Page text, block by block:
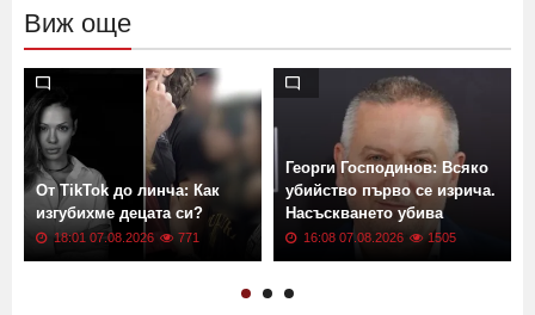
Виж още
От TikTok до линча: Как
изгубихме децата си?
18:01 07.08.2026 771
Георги Господинов: Всяко
убийство първо се изрича.
Насъскването убива
16:08 07.08.2026 1505